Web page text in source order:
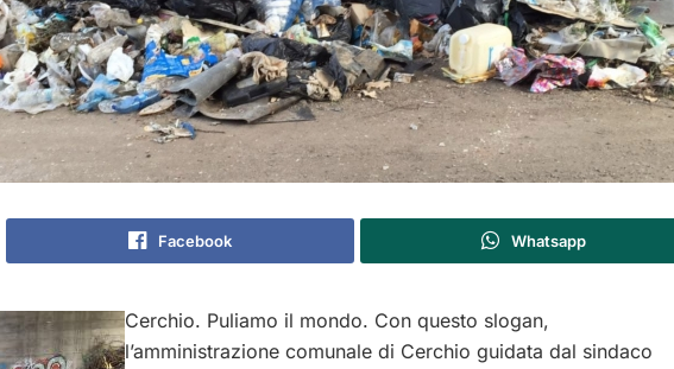
Facebook Whatsapp
Cerchio. Puliamo il mondo. Con questo slogan,
l’amministrazione comunale di Cerchio guidata dal sindaco